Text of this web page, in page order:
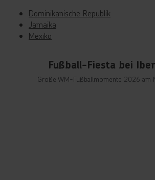
Dominikanische Republik
Jamaika
Mexiko
Fußball-Fiesta bei
Große WM-Fußballmomente 2026 am